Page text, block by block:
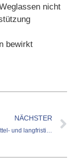
nicht
bewirkt
NÄCHSTER